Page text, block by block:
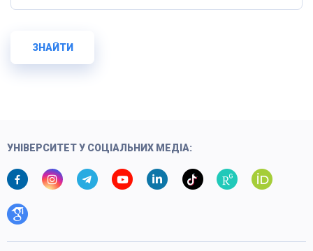
ЗНАЙТИ
УНІВЕРСИТЕТ У СОЦІАЛЬНИХ МЕДІА: